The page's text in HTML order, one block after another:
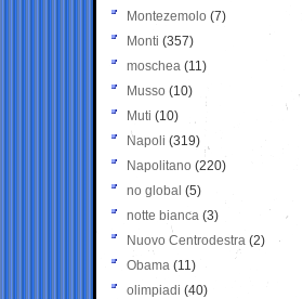
Montezemolo (7)
Monti (357)
moschea (11)
Musso (10)
Muti (10)
Napoli (319)
Napolitano (220)
no global (5)
notte bianca (3)
Nuovo Centrodestra (2)
Obama (11)
olimpiadi (40)